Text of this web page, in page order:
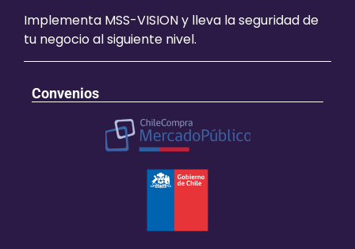
Implementa MSS-VISION y lleva la seguridad de
tu negocio al siguiente nivel.
Convenios